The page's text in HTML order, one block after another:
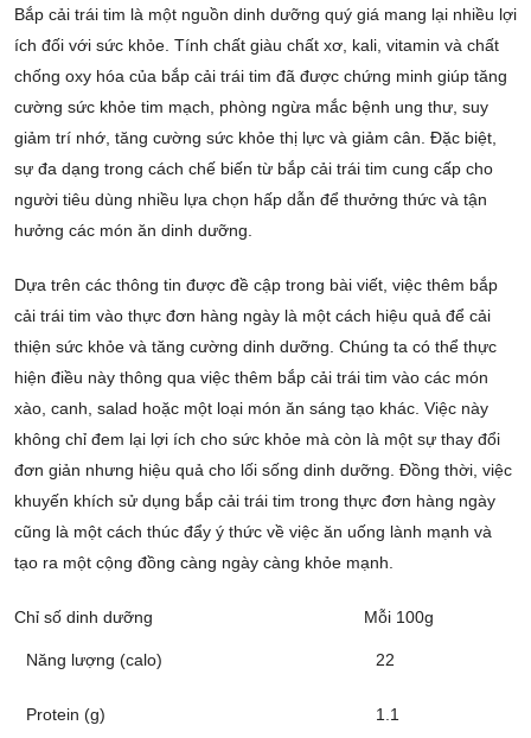
Bắp cải trái tim là một nguồn dinh dưỡng quý giá mang lại nhiều lợi
ích đối với sức khỏe. Tính chất giàu chất xơ, kali, vitamin và chất
chống oxy hóa của bắp cải trái tim đã được chứng minh giúp tăng
cường sức khỏe tim mạch, phòng ngừa mắc bệnh ung thư, suy
giảm trí nhớ, tăng cường sức khỏe thị lực và giảm cân. Đặc biệt,
sự đa dạng trong cách chế biến từ bắp cải trái tim cung cấp cho
người tiêu dùng nhiều lựa chọn hấp dẫn để thưởng thức và tận
hưởng các món ăn dinh dưỡng.
Dựa trên các thông tin được đề cập trong bài viết, việc thêm bắp
cải trái tim vào thực đơn hàng ngày là một cách hiệu quả để cải
thiện sức khỏe và tăng cường dinh dưỡng. Chúng ta có thể thực
hiện điều này thông qua việc thêm bắp cải trái tim vào các món
xào, canh, salad hoặc một loại món ăn sáng tạo khác. Việc này
không chỉ đem lại lợi ích cho sức khỏe mà còn là một sự thay đổi
đơn giản nhưng hiệu quả cho lối sống dinh dưỡng. Đồng thời, việc
khuyến khích sử dụng bắp cải trái tim trong thực đơn hàng ngày
cũng là một cách thúc đẩy ý thức về việc ăn uống lành mạnh và
tạo ra một cộng đồng càng ngày càng khỏe mạnh.
Chỉ số dinh dưỡng Mỗi 100g
Năng lượng (calo) 22
Protein (g) 1.1